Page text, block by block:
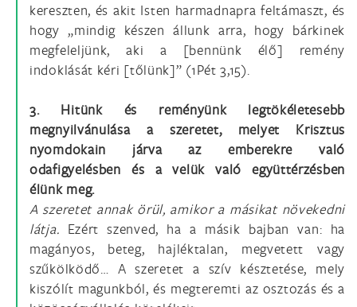
kereszten, és akit Isten harmadnapra feltámaszt, és
hogy „mindig készen állunk arra, hogy bárkinek
megfeleljünk, aki a [bennünk élő] remény
indoklását kéri [tőlünk]” (1Pét 3,15).
3. Hitünk és reményünk legtökéletesebb
megnyilvánulása a szeretet, melyet Krisztus
nyomdokain járva az emberekre való
odafigyelésben és a velük való együttérzésben
élünk meg.
A szeretet annak örül, amikor a másikat növekedni
látja. Ezért szenved, ha a másik bajban van: ha
magányos, beteg, hajléktalan, megvetett vagy
szűkölködő… A szeretet a szív késztetése, mely
kiszólít magunkból, és megteremti az osztozás és a